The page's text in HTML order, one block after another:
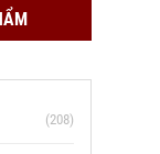
(208)